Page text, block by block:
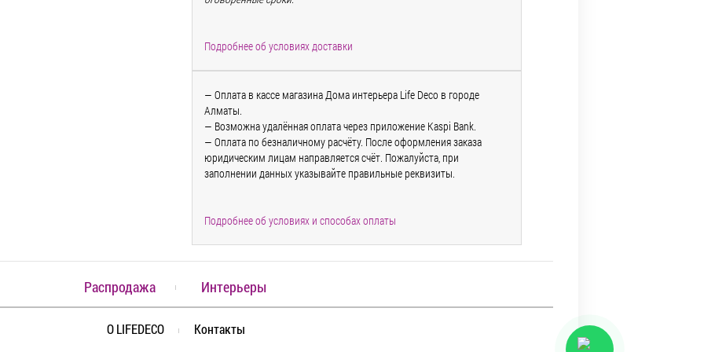
Подробнее об условиях доставки
— Оплата в кассе магазина Дома интерьера Life Deco в городе
Алматы.
— Возможна удалённая оплата через приложение Kaspi Bank.
— Оплата по безналичному расчёту. После оформления заказа
юридическим лицам направляется счёт. Пожалуйста, при
заполнении данных указывайте правильные реквизиты.
Подробнее об условиях и способах оплаты
Распродажа Интерьеры
О LIFEDECO Контакты